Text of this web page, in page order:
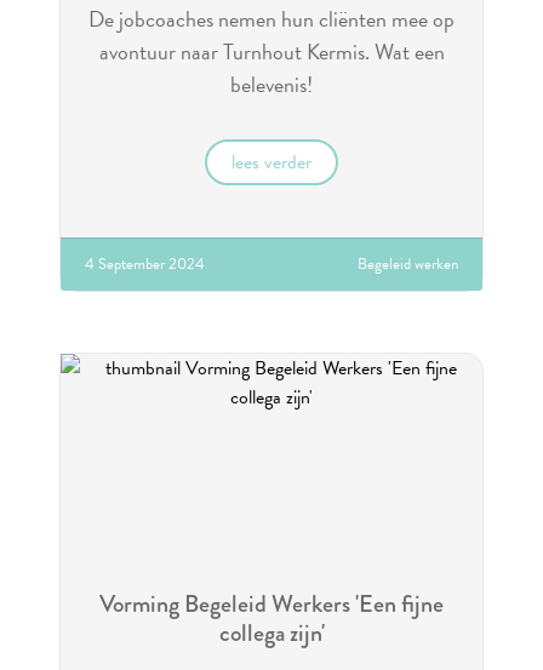
De jobcoaches nemen hun cliënten mee op
avontuur naar Turnhout Kermis. Wat een
belevenis!
lees verder
4 September 2024 Begeleid werken
Vorming Begeleid Werkers 'Een fijne
collega zijn'